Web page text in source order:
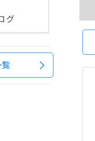
グ
覧